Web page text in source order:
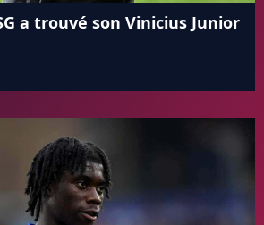
a trouvé son Vinicius Junior